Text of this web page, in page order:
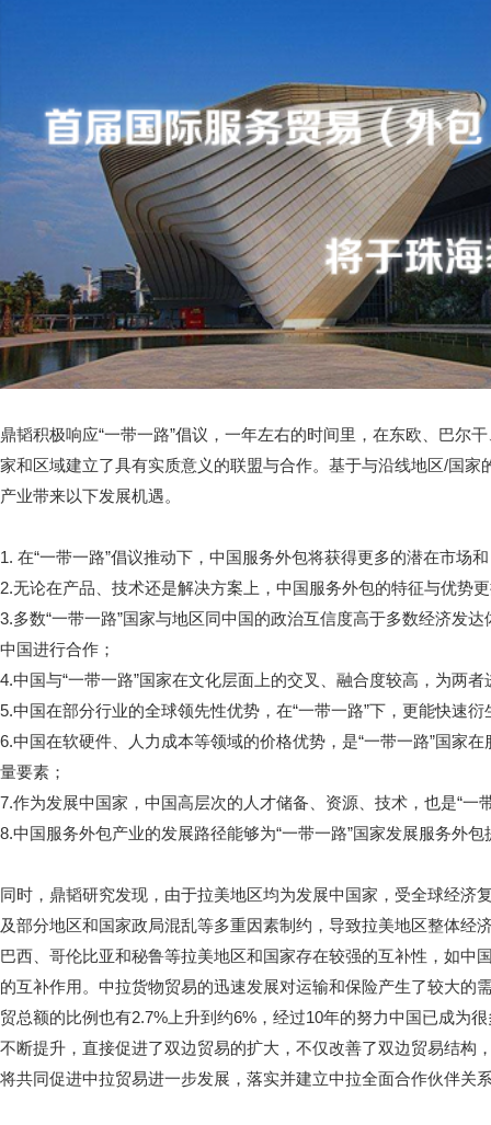
鼎韬积极响应“一带一路”倡议，一年左右的时间里，在东欧、巴尔
家和区域建立了具有实质意义的联盟与合作。基于与沿线地区/国家
产业带来以下发展机遇。
1. 在“一带一路”倡议推动下，中国服务外包将获得更多的潜在市场
2.无论在产品、技术还是解决方案上，中国服务外包的特征与优势
3.多数“一带一路”国家与地区同中国的政治互信度高于多数经济发
中国进行合作；
4.中国与“一带一路”国家在文化层面上的交叉、融合度较高，为两
5.中国在部分行业的全球领先性优势，在“一带一路”下，更能快速
6.中国在软硬件、人力成本等领域的价格优势，是“一带一路”国家
量要素；
7.作为发展中国家，中国高层次的人才储备、资源、技术，也是“一
8.中国服务外包产业的发展路径能够为“一带一路”国家发展服务外
同时，鼎韬研究发现，由于拉美地区均为发展中国家，受全球经济
及部分地区和国家政局混乱等多重因素制约，导致拉美地区整体经
巴西、哥伦比亚和秘鲁等拉美地区和国家存在较强的互补性，如中
的互补作用。中拉货物贸易的迅速发展对运输和保险产生了较大的
贸总额的比例也有2.7%上升到约6%，经过10年的努力中国已成为
不断提升，直接促进了双边贸易的扩大，不仅改善了双边贸易结构
将共同促进中拉贸易进一步发展，落实并建立中拉全面合作伙伴关